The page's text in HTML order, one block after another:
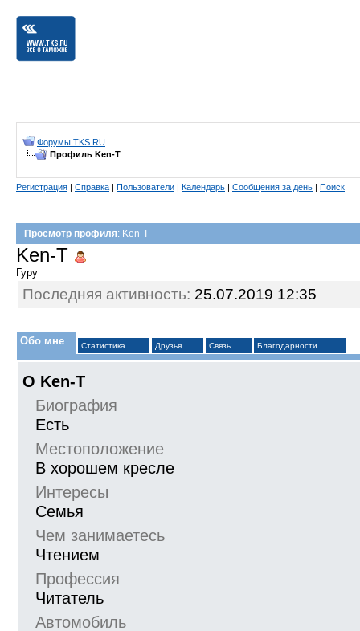
Форумы TKS.RU
Профиль Ken-T
Регистрация | Справка | Пользователи | Календарь | Сообщения за день | Поиск
Просмотр профиля: Ken-T
Ken-T
Гуру
Последняя активность: 25.07.2019 12:35
Обо мне Статистика Друзья Связь Благодарности
О Ken-T
Биография
Есть
Местоположение
В хорошем кресле
Интересы
Семья
Чем занимаетесь
Чтением
Профессия
Читатель
Автомобиль